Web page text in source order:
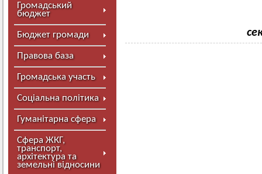
Громадський
бюджет
Бюджет громади
Правова база
Громадська участь
Соціальна політика
Гуманітарна сфера
Сфера ЖКГ,
транспорт,
архітектура та
земельні відносини